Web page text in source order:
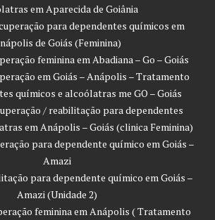
em Aparecida de Goiânia
para dependentes químicos em
de Goiás (Feminina)
feminina em Abadiana – Go – Goiás
em Goiás – Anápolis – Tratamento
químicos e alcoólatras me GO – Goiás
/ reabilitação para dependentes
em Anápolis – Goiás (clinica Feminina)
para dependente químico em Goiás –
Amazi
para dependente químico em Goiás –
Amazi (Unidade 2)
feminina em Anápolis ( Tratamento